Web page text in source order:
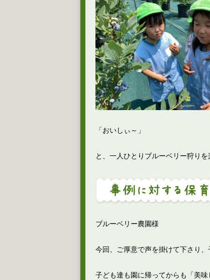
「おいしぃ～」
と、一人ひとりブルーベリー狩りを
ブルーベリー農園様
今回、ご厚意で声を掛けて下さり
子ども達も園に帰ってからも「美